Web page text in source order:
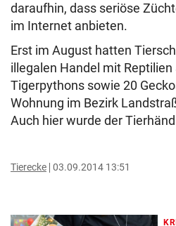
daraufhin, dass seriöse
im Internet anbieten.
Erst im August hatten
illegalen Handel mit
Tigerpythons sowie 20
Wohnung im Bezirk
Auch hier wurde der
Tierecke 03.09.2014 13:51